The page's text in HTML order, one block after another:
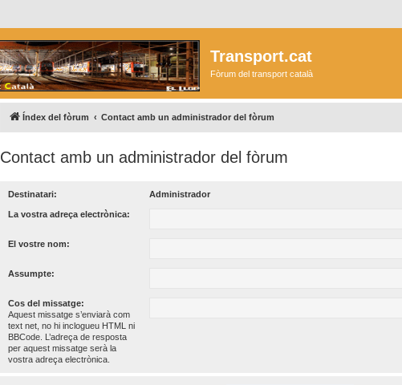
Transport.cat
Fòrum del transport català
Índex del fòrum Contact amb un administrador del fòrum
Contact amb un administrador del fòrum
Destinatari: Administrador
La vostra adreça electrònica:
El vostre nom:
Assumpte:
Cos del missatge:
Aquest missatge s’enviarà com
text net, no hi inclogueu HTML ni
BBCode. L’adreça de resposta
per aquest missatge serà la
vostra adreça electrònica.